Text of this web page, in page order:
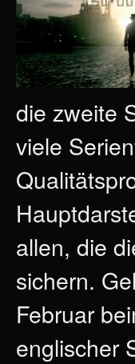
die zweite
viele
allen, die
sichern.
Februar
englischer